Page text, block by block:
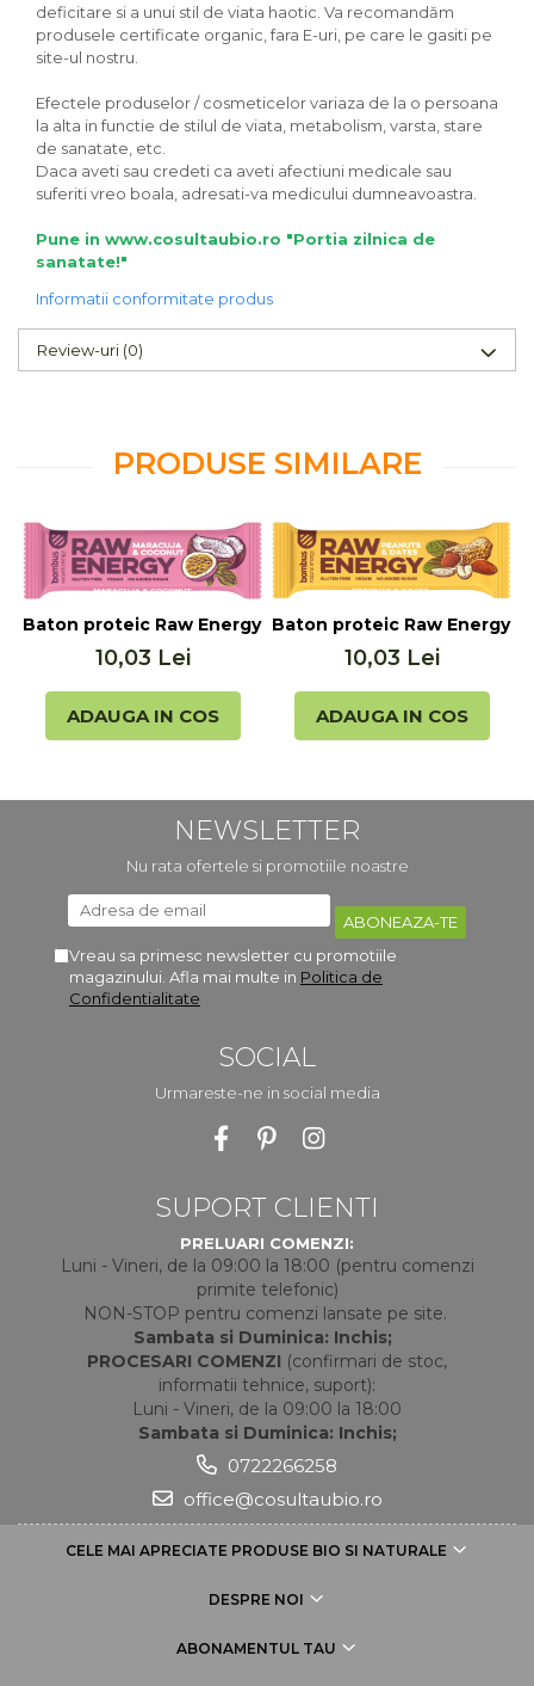
deficitare si a unui stil de viata haotic. Va recomandăm
produsele certificate organic, fara E-uri, pe care le gasiti pe
site-ul nostru.
Efectele produselor / cosmeticelor variaza de la o persoana
la alta in functie de stilul de viata, metabolism, varsta, stare
de sanatate, etc.
Daca aveti sau credeti ca aveti afectiuni medicale sau
suferiti vreo boala, adresati-va medicului dumneavoastra.
Pune in www.cosultaubio.ro "Portia zilnica de
sanatate!"
Informatii conformitate produs
Review-uri (0)
PRODUSE SIMILARE
Baton proteic Raw Energy cu maracuja si nuca de
10,03 Lei
ADAUGA IN COS
Baton proteic Raw Energy
10,03 Lei
ADAUGA IN COS
NEWSLETTER
Nu rata ofertele si promotiile noastre
Vreau sa primesc newsletter cu promotiile
magazinului. Afla mai multe in Politica de
Confidentialitate
SOCIAL
Urmareste-ne in social media
SUPORT CLIENTI
PRELUARI COMENZI:
Luni - Vineri, de la 09:00 la 18:00 (pentru comenzi
primite telefonic)
NON-STOP pentru comenzi lansate pe site.
Sambata si Duminica: Inchis;
PROCESARI COMENZI (confirmari de stoc,
informatii tehnice, suport):
Luni - Vineri, de la 09:00 la 18:00
Sambata si Duminica: Inchis;
0722266258
office@cosultaubio.ro
CELE MAI APRECIATE PRODUSE BIO SI NATURALE
DESPRE NOI
ABONAMENTUL TAU